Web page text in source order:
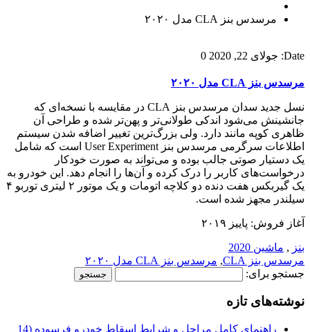
مرسدس بنز CLA مدل ۲۰۲۰
Date: جولای 22, 2020 0
مرسدس بنز CLA مدل ۲۰۲۰
نسل جدید سدان مرسدس بنز CLA در مقایسه با نسخه‌ای که
جانشینش می‌شود اندکی طولانی‌تر و پهن‌تر شده و طراحی آن
ظاهری کوپه مانند دارد. ولی بزرگ‌ترین تغییر اضافه شدن سیستم
اطلاعات سرگرمی مرسدس بنز User Experiment است که شامل
یک دستیار صوتی جالب بوده و می‌تواند به صورت خودکار
درخواست‌های کاربر را درک کرده و آن‌ها را انجام دهد. این خودرو به
یک گیربکس هفت دنده دو کلاچه اتومات و یک موتور ۲ لیتری توربو ۴
سیلندر مجهز شده است.
آغاز فروش: پاییز ۲۰۱۹
بنز , ماشین 2020
مرسدس بنز CLA
, مرسدس بنز CLA مدل ۲۰۲۰
جستجو برای:
نوشته‌های تازه
راهنمای کامل مراحل و شرایط اسقاط خودرو فرسوده (14